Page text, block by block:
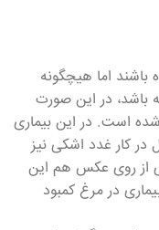
اما هیچگونه
در این صورت
است. در این بیماری
در کار غدد اشکی نیز
از روی عکس هم این
در مرغ کمبود